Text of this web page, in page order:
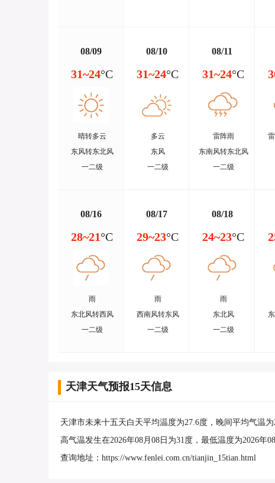
08/09
31~24°C
晴转多云
东风转东北风
一二级
08/10
31~24°C
多云
东风
一二级
08/11
31~24°C
雷阵雨
东南风转东北风
一二级
08/16
28~21°C
雨
东北风转西风
一二级
08/17
29~23°C
雨
西南风转东风
一二级
08/18
24~23°C
雨
东北风
一二级
天津天气预报15天信息
天津市未来十五天白天平均温度为27.6度，晚间平均气温
高气温发生在2026年08月08日为31度，最低温度为2026年
查询地址：https://www.fenlei.com.cn/tianjin_15tian.html